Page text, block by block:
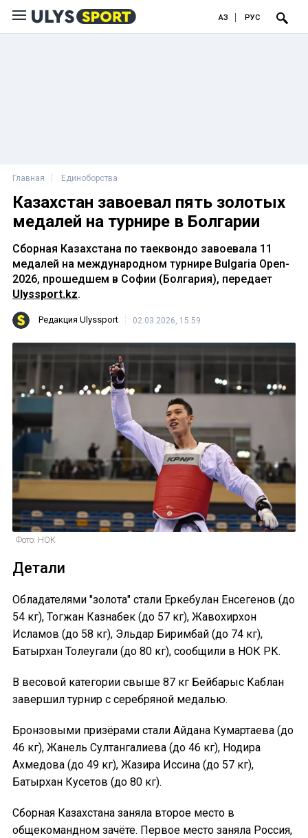
ҚАЗ РУС
Главная Единоборства
Казахстан завоевал пять золотых
медалей на турнире в Болгарии
Сборная Казахстана по таеквондо завоевала 11
медалей на международном турнире Bulgaria Open-
2026, прошедшем в Софии (Болгария), передает
Ulyssport.kz.
Редакция Ulyssport 02.03.2026, 15:59
Фото: НОК
Детали
Обладателями "золота" стали Еркебулан Енсегенов (до
54 кг), Тогжан Казнабек (до 57 кг), Жавохирхон
Исламов (до 58 кг), Эльдар Биримбай (до 74 кг),
Батырхан Толеугали (до 80 кг), сообщили в НОК РК.
В весовой категории свыше 87 кг Бейбарыс Каблан
завершил турнир с серебряной медалью.
Бронзовыми призёрами стали Айдана Кумартаева (до
46 кг), Жанель Султангалиева (до 46 кг), Нодира
Ахмедова (до 49 кг), Жазира Иссина (до 57 кг),
Батырхан Кусетов (до 80 кг).
Сборная Казахстана заняла второе место в
общекомандном зачёте. Первое место заняла Россия,